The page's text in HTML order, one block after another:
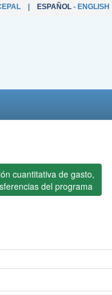
| ESPAÑOL- ENGLISH
cuantitativa de gasto,
del programa